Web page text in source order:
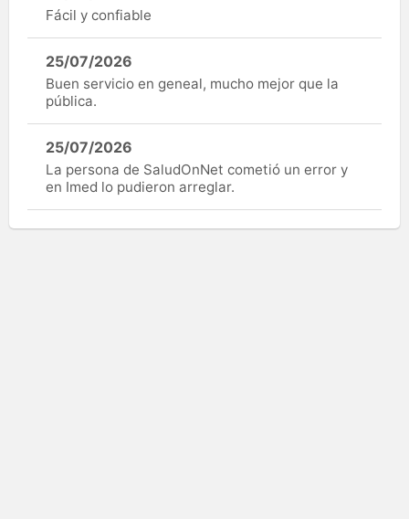
Fácil y confiable
25/07/2026
Buen servicio en geneal, mucho mejor que la
pública.
25/07/2026
La persona de SaludOnNet cometió un error y
en Imed lo pudieron arreglar.